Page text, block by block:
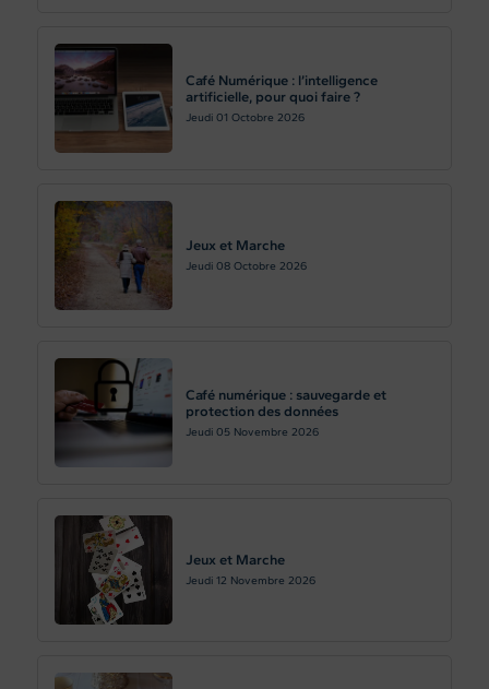
Café Numérique : l’intelligence
artificielle, pour quoi faire ?
Jeudi 01 Octobre 2026
Jeux et Marche
Jeudi 08 Octobre 2026
Café numérique : sauvegarde et
protection des données
Jeudi 05 Novembre 2026
Jeux et Marche
Jeudi 12 Novembre 2026